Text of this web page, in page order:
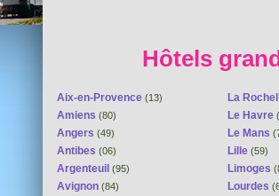
Hôtels
Aix-en-Provence (13)
Amiens (80)
Angers (49)
Antibes (06)
Argenteuil (95)
Avignon (84)
La
Le Havre
Le Mans
Lille (59)
Limoges
Lourdes